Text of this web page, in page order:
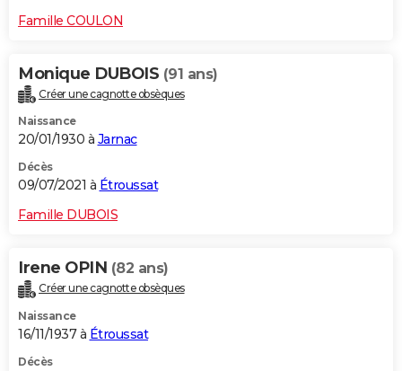
Famille COULON
Monique DUBOIS (91 ans)
Créer une cagnotte obsèques
Naissance
20/01/1930 à Jarnac
Décès
09/07/2021 à Étroussat
Famille DUBOIS
Irene OPIN (82 ans)
Créer une cagnotte obsèques
Naissance
16/11/1937 à Étroussat
Décès